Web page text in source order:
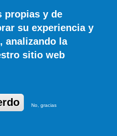
apoya la nueva
que le reportará
año
propias y de
su experiencia y
analizando la
sitio web
No, gracias